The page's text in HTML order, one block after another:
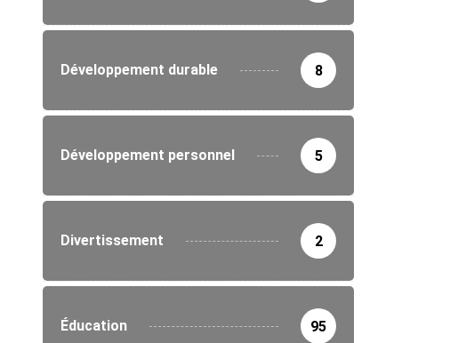
Développement durable 8
Développement personnel 5
Divertissement 2
Éducation 95